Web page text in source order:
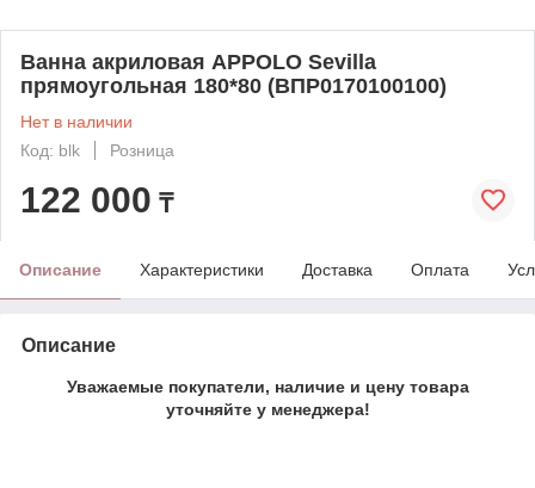
Ванна акриловая APPOLO Sevilla
прямоугольная 180*80 (ВПР0170100100)
Нет в наличии
Код: blk
Розница
122 000 ₸
Описание Характеристики Доставка Оплата
Описание
Уважаемые покупатели, наличие и цену товара
уточняйте у менеджера!